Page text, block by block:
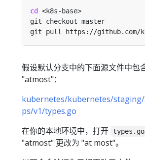
cd
假设默认分支中的下面源文件中包
"atmost"：
kubernetes/kubernetes/
ps/v1/types.go
在你的本地环境中，打开 types.go
"atmost" 更改为 "at most"。